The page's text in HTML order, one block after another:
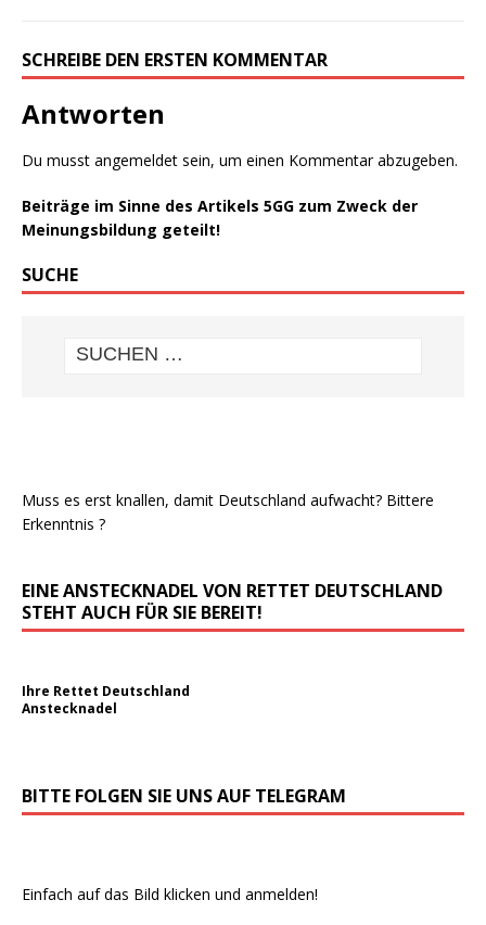
SCHREIBE DEN ERSTEN KOMMENTAR
Antworten
Du musst angemeldet sein, um einen Kommentar abzugeben.
Beiträge im Sinne des Artikels 5GG zum Zweck der
Meinungsbildung geteilt!
SUCHE
Muss es erst knallen, damit Deutschland aufwacht? Bittere
Erkenntnis ?
EINE ANSTECKNADEL VON RETTET DEUTSCHLAND
STEHT AUCH FÜR SIE BEREIT!
Ihre Rettet Deutschland
Anstecknadel
BITTE FOLGEN SIE UNS AUF TELEGRAM
Einfach auf das Bild klicken und anmelden!